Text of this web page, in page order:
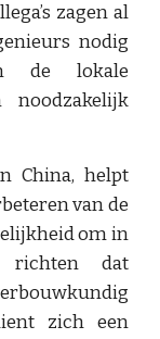
zagen al
nodig
de lokale
noodzakelijk
China, helpt
van de
om in
dat
zich een